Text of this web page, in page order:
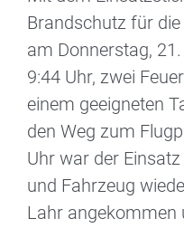
Brandschutz für
am Donnerstag,
9:44 Uhr, zwei
einem geeigneten
den Weg zum
Uhr war der
und Fahrzeug
Lahr angekommen